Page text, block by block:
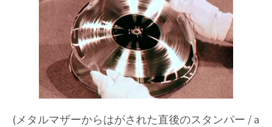
(メタルマザーからはがされた直後のスタンパー / a